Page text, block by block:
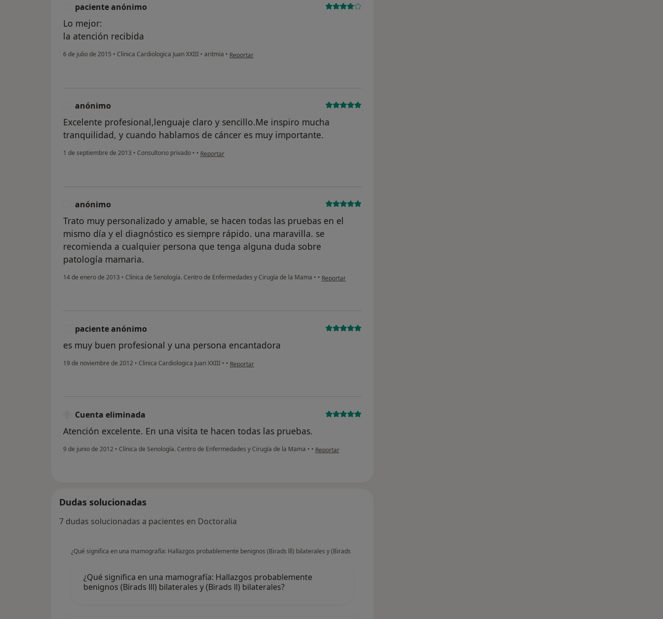
paciente anónimo
Lo mejor:
la atención recibida
6 de julio de 2015 • Clinica Cardiologica Juan XXIII • aritmia • en opinión del usuario paciente anónimo
Reportar
anónimo
Excelente profesional,lenguaje claro y sencillo.Me inspiro mucha
tranquilidad, y cuando hablamos de cáncer es muy importante.
1 de septiembre de 2013 • Consultorio privado • • en opinión del usuario anónimo
Reportar
anónimo
Trato muy personalizado y amable, se hacen todas las pruebas en el
mismo día y el diagnóstico es siempre rápido. una maravilla. se
recomienda a cualquier persona que tenga alguna duda sobre
patología mamaria.
14 de enero de 2013 • Clínica de Senología. Centro de Enfermedades y Cirugía de la Mama • • en opinión del usuario anónimo
Reportar
paciente anónimo
es muy buen profesional y una persona encantadora
19 de noviembre de 2012 • Clinica Cardiologica Juan XXIII • • en opinión del usuario paciente anónimo
Reportar
Cuenta eliminada
Atención excelente. En una visita te hacen todas las pruebas.
9 de junio de 2012 • Clínica de Senología. Centro de Enfermedades y Cirugía de la Mama • • en opinión del usuario Cuenta eliminada
Reportar
Dudas solucionadas
7 dudas solucionadas a pacientes en Doctoralia
¿Qué significa en una mamografía: Hallazgos probablemente benignos (Birads lll) bilaterales y (Birads
¿Qué significa en una mamografía: Hallazgos probablemente
benignos (Birads lll) bilaterales y (Birads ll) bilaterales?